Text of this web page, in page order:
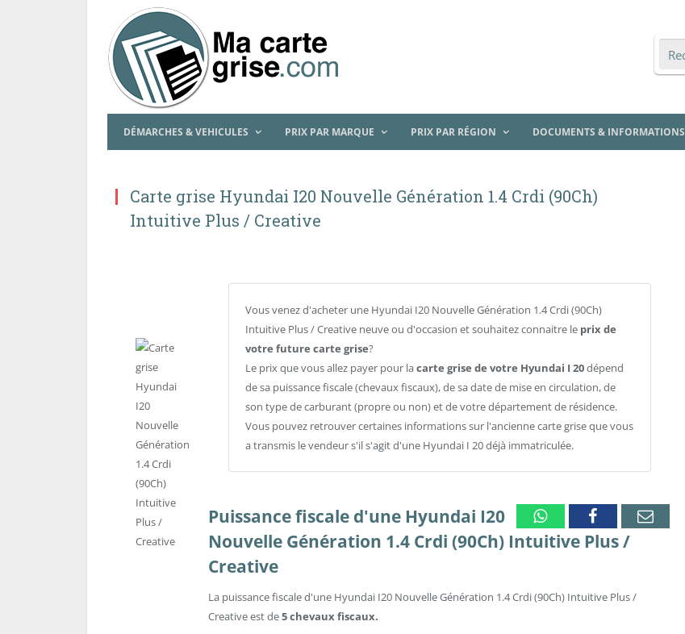
DÉMARCHES & VEHICULES PRIX PAR MARQUE PRIX PAR RÉGION DOCUMENTS & INFORMATIONS
Carte grise Hyundai I20 Nouvelle Génération 1.4 Crdi (90Ch)
Intuitive Plus / Creative
Vous venez d'acheter une Hyundai I20 Nouvelle Génération 1.4 Crdi (90Ch)
Intuitive Plus / Creative neuve ou d'occasion et souhaitez connaitre le prix de
votre future carte grise?
Le prix que vous allez payer pour lacarte grise de votre Hyundai I 20dépend
de sa puissance fiscale (chevaux fiscaux), de sa date de mise en circulation, de
son type de carburant (propre ou non) et de votre département de résidence.
Vous pouvez retrouver certaines informations sur l'ancienne carte grise que vous
a transmis le vendeur s'il s'agit d'une Hyundai I 20 déjà immatriculée.
WhatsappFacebookEmail
Puissance fiscale d'une Hyundai I20
Nouvelle Génération 1.4 Crdi (90Ch) Intuitive Plus /
Creative
La puissance fiscale d'une Hyundai I20 Nouvelle Génération 1.4 Crdi (90Ch) Intuitive Plus /
Creative est de5 chevaux fiscaux.